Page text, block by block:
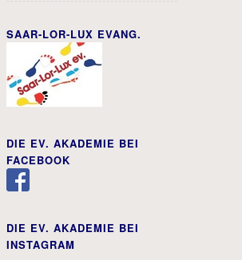
SAAR-LOR-LUX EVANG.
DIE EV. AKADEMIE BEI
FACEBOOK
DIE EV. AKADEMIE BEI
INSTAGRAM